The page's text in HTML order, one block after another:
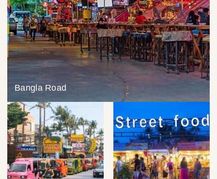
Bangla Road